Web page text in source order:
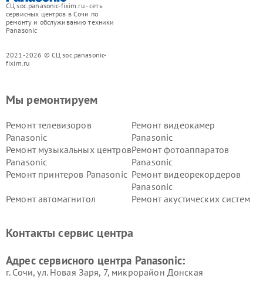
СЦ soc.panasonic-fixim.ru - сеть
сервисных центров в Сочи по
ремонту и обслуживанию техники
Panasonic
2021-2026 © СЦ soc.panasonic-
fixim.ru
Мы ремонтируем
Ремонт телевизоров
Panasonic
Ремонт видеокамер
Panasonic
Ремонт музыкальных центров
Panasonic
Ремонт фотоаппаратов
Panasonic
Ремонт принтеров Panasonic Ремонт видеорекордеров
Panasonic
Ремонт автомагнитол
Ремонт акустических систем
панелей Panasonic
Контакты сервис центра
Адрес сервисного центра Panasonic:
г. Сочи, ул. Новая Заря, 7, микрорайон Донская